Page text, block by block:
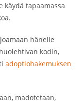
käydä tapaamassa
hänelle
kodin,
adoptiohakemuksen
madotetaan,